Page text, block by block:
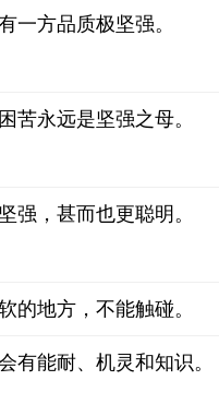
一方品质极坚强。
苦永远是坚强之母。
强，甚而也更聪明。
的地方，不能触碰。
有能耐、机灵和知识。